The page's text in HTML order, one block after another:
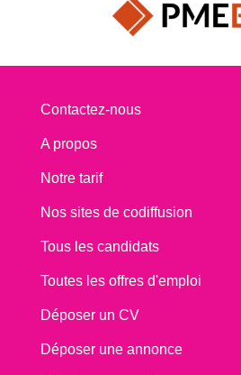
Contactez-nous
A propos
Notre tarif
Nos sites de codiffusion
Tous les candidats
Toutes les offres d'emploi
Déposer un CV
Déposer une annonce